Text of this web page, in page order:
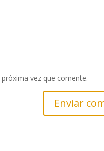
vez que comente.